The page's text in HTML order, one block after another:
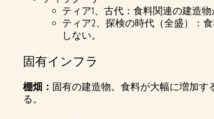
ティア1、古代：食料関連の建造
ティア2、探検の時代（全盛）：
しない。
固有インフラ
棚畑： 固有の建造物。食料が大幅に増加
る。